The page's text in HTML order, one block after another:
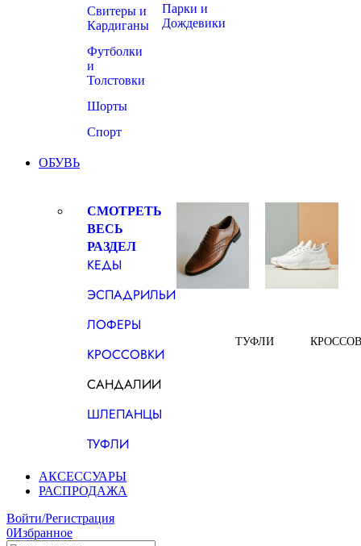
Свитеры и
Кардиганы
Футболки
и
Толстовки
Шорты
Спорт
Парки и
Дождевики
ОБУВЬ
СМОТРЕТЬ
ВЕСЬ
РАЗДЕЛ
КЕДЫ
ЭСПАДРИЛЬИ
ЛОФЕРЫ
КРОССОВКИ
САНДАЛИИ
ШЛЕПАНЦЫ
ТУФЛИ
ТУФЛИ
АКСЕССУАРЫ
РАСПРОДАЖА
Войти/Регистрация
0Избранное